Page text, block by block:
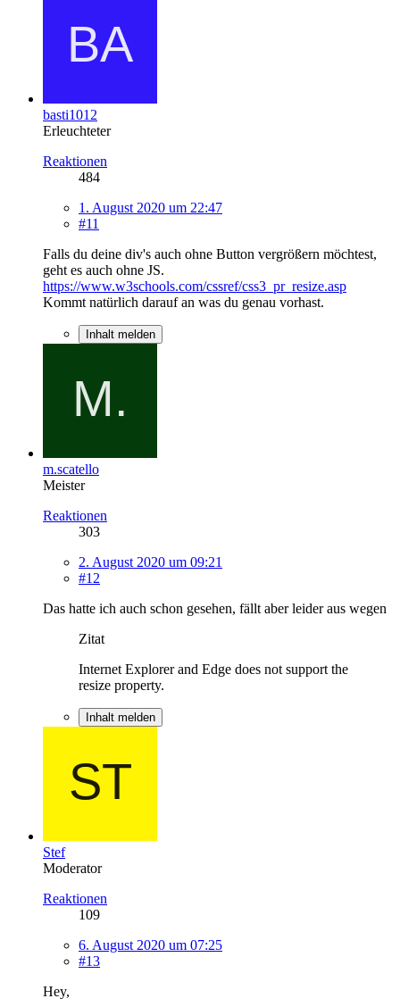
basti1012
Erleuchteter
Reaktionen
484
1. August 2020 um 22:47
#11
Falls du deine div's auch ohne Button vergrößern möchtest,
geht es auch ohne JS.
https://www.w3schools.com/cssref/css3_pr_resize.asp
Kommt natürlich darauf an was du genau vorhast.
Inhalt melden
m.scatello
Meister
Reaktionen
303
2. August 2020 um 09:21
#12
Das hatte ich auch schon gesehen, fällt aber leider aus wegen
Zitat
Internet Explorer and Edge does not support the
resize property.
Inhalt melden
Stef
Moderator
Reaktionen
109
6. August 2020 um 07:25
#13
Hey,